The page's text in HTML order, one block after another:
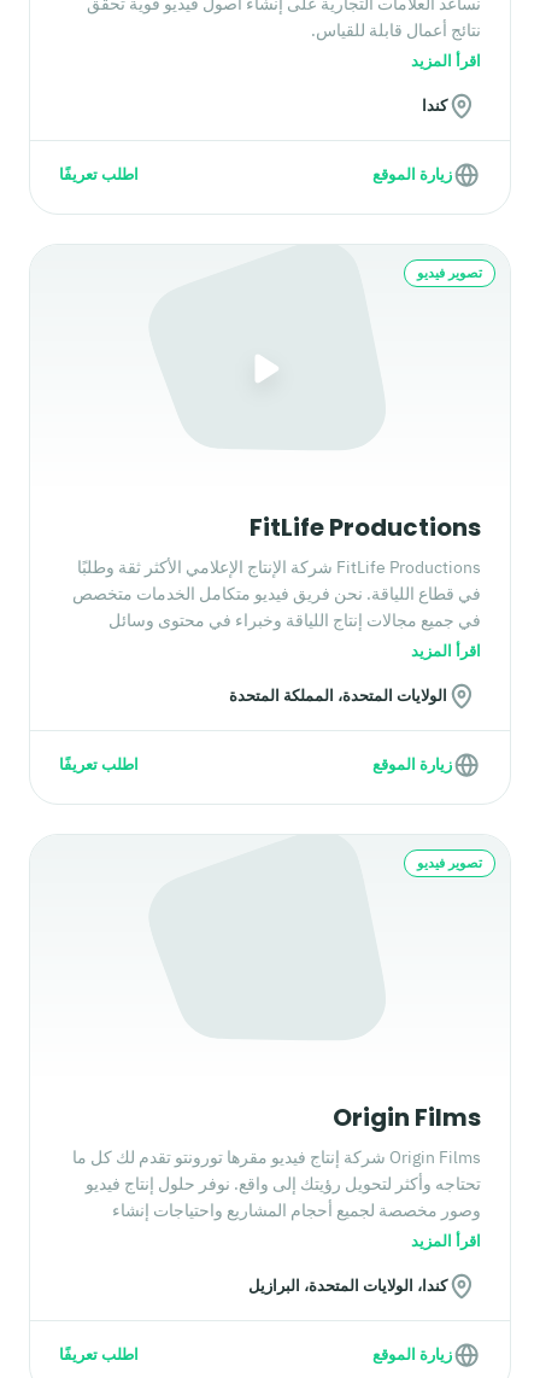
نتائج أعمال قابلة للقياس.
اقرأ المزيد
كندا
زيارة الموقع اطلب تعريفًا
تصوير فيديو
FitLife Productions
FitLife Productions شركة الإنتاج الإعلامي الأكثر ثقة وطلبًا
في قطاع اللياقة. نحن فريق فيديو متكامل الخدمات متخصص
في جميع مجالات إنتاج اللياقة وخبراء في محتوى وسائل
التواصل الاجتماعي وإنتاج فيديوهات التمارين. تفخر شركتنا
التقنيات.
اقرأ المزيد
الولايات المتحدة، المملكة المتحدة
زيارة الموقع اطلب تعريفًا
تصوير فيديو
Origin Films
Origin Films شركة إنتاج فيديو مقرها تورونتو تقدم لك كل ما
تحتاجه وأكثر لتحويل رؤيتك إلى واقع. نوفر حلول إنتاج فيديو
وصور مخصصة لجميع أحجام المشاريع واحتياجات إنشاء
المحتوى.
اقرأ المزيد
كندا، الولايات المتحدة، البرازيل
زيارة الموقع اطلب تعريفًا